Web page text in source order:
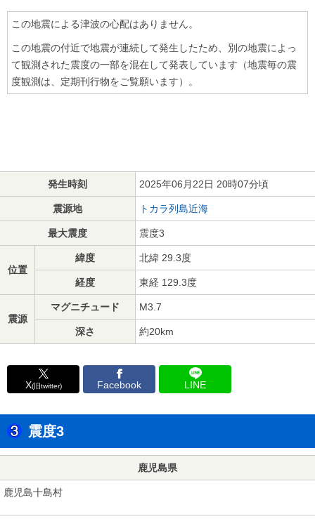
この地震による津波の心配はありません。
この地震の付近で地震が連続して発生したため、別の地震によっ
て観測された震度の一部を混在して発表しています（地震毎の震
度観測は、定期刊行物をご覧願います）。
発生時刻 2025年06月22日 20時07分頃
震源地 トカラ列島近海
最大震度 震度3
位置
緯度 北緯 29.3度
経度 東経 129.3度
震源
マグニチュード M3.7
深さ 約20km
X(旧twitter) Facebook LINE
震度3
鹿児島県
鹿児島十島村